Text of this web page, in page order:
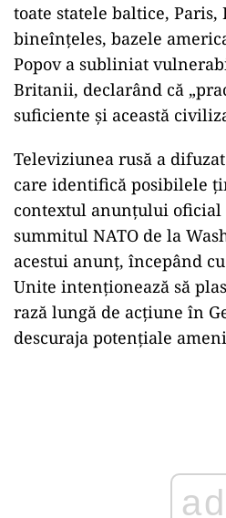
toate statele baltice, Paris,
bineînțeles, bazele
Popov a subliniat
Britanii, declarând că
suficiente și această
Televiziunea rusă a
care identifică posibilele
contextul anunțului oficial
summitul NATO de la
acestui anunț, începând
Unite intenționează să
rază lungă de acțiune în
descuraja potențiale
ad